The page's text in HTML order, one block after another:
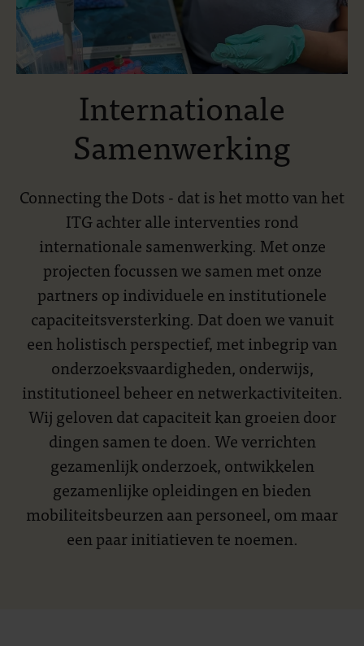
Internationale
Samenwerking
Connecting the Dots - dat is het motto van het
ITG achter alle interventies rond
internationale samenwerking. Met onze
projecten focussen we samen met onze
partners op individuele en institutionele
capaciteitsversterking. Dat doen we vanuit
een holistisch perspectief, met inbegrip van
onderzoeksvaardigheden, onderwijs,
institutioneel beheer en netwerkactiviteiten.
Wij geloven dat capaciteit kan groeien door
dingen samen te doen. We verrichten
gezamenlijk onderzoek, ontwikkelen
gezamenlijke opleidingen en bieden
mobiliteitsbeurzen aan personeel, om maar
een paar initiatieven te noemen.